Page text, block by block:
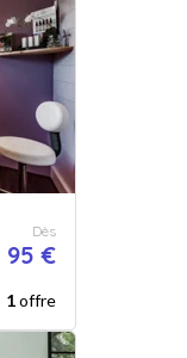
Dès
95 €
1offre